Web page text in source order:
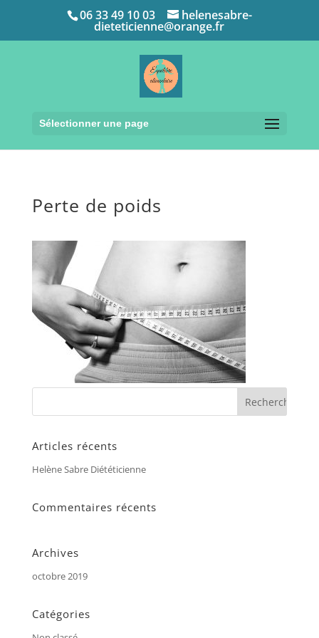
06 33 49 10 03 helenesabre-
dieteticienne@orange.fr
Sélectionner une page
Perte de poids
Articles récents
Helène Sabre Diététicienne
Commentaires récents
Archives
octobre 2019
Catégories